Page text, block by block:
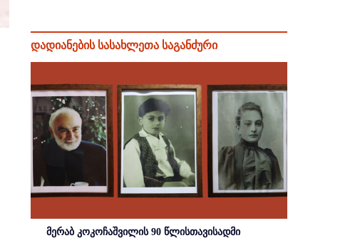
დადიანების სასახლეთა საგანძური
მერაბ კოკოჩაშვილის 90 წლისთავისადმი